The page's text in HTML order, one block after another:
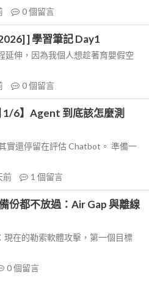
0個留言
] 學習筆記 Day1
延伸，因為我個人想趁著育嬰假空
0個留言
1/6】Agent 到底該怎麼測
實還停留在評估 Chatbot。 準備一
前 1 個留言
份都不放過：Air Gap 與離線
在的勒索軟體攻擊，第一個目標
0個留言